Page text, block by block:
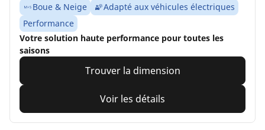
Boue & Neige
Adapté aux véhicules électriques
Performance
Votre solution haute performance pour toutes les
saisons
Trouver la dimension
Voir les détails